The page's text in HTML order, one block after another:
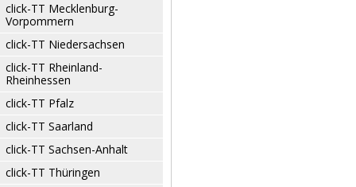
click-TT Mecklenburg-
Vorpommern
click-TT Niedersachsen
click-TT Rheinland-
Rheinhessen
click-TT Pfalz
click-TT Saarland
click-TT Sachsen-Anhalt
click-TT Thüringen